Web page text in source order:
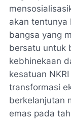
akan tentunya
bangsa yang
bersatu untuk
kebhinekaan
kesatuan
transformasi
berkelanjutan
emas pada